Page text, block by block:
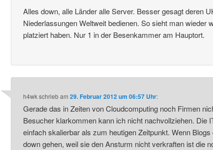
Alles down, alle Länder alle Server. Besser gesagt deren
Niederlassungen Weltweit bedienen. So sieht man wieder
platziert haben. Nur 1 in der Besenkammer am Hauptort.
h4wkschriebam29. Februar 2012 um 06:57 Uhr:
Gerade das in Zeiten von Cloudcomputing noch Firmen
Besucher klarkommen kann ich nicht nachvollziehen. Die
einfach skalierbar als zum heutigen Zeitpunkt. Wenn
down gehen, weil sie den Ansturm nicht verkraften ist die